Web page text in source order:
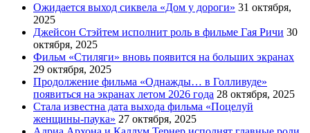
Ожидается выход сиквела «Дом у дороги» 31 октября,
2025
Джейсон Стэйтем исполнит роль в фильме Гая Ричи 30
октября, 2025
Фильм «Стиляги» вновь появится на больших экранах
29 октября, 2025
Продолжение фильма «Однажды… в Голливуде»
появиться на экранах летом 2026 года 28 октября, 2025
Стала известна дата выхода фильма «Поцелуй
женщины-паука» 27 октября, 2025